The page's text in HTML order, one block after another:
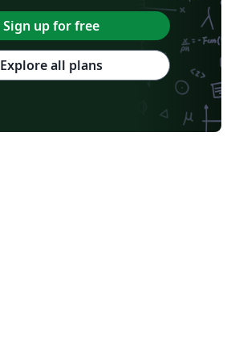
Sign up for free
Explore all plans